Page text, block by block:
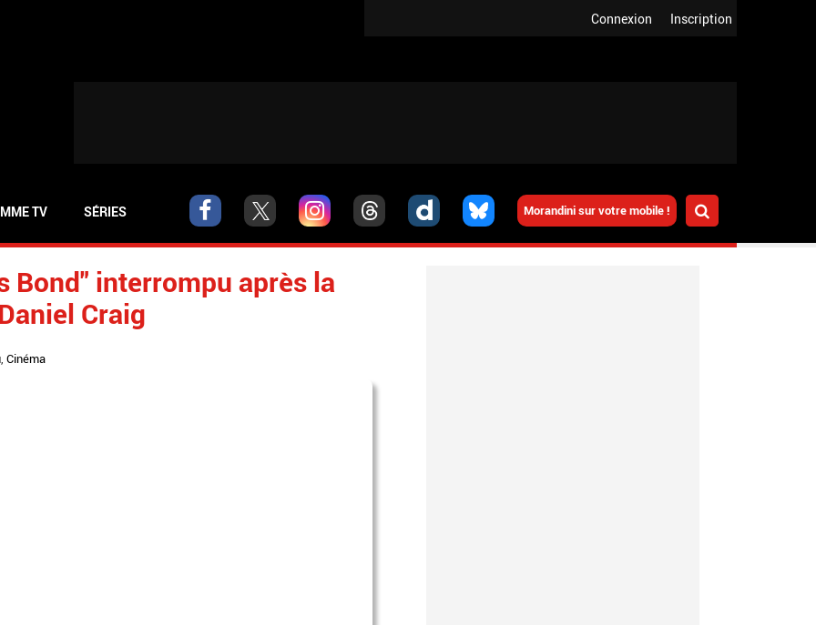
Inscription
Connexion
Morandini sur votre mobile !
TV SÉRIES
Bond" interrompu après la
Craig
, Cinéma